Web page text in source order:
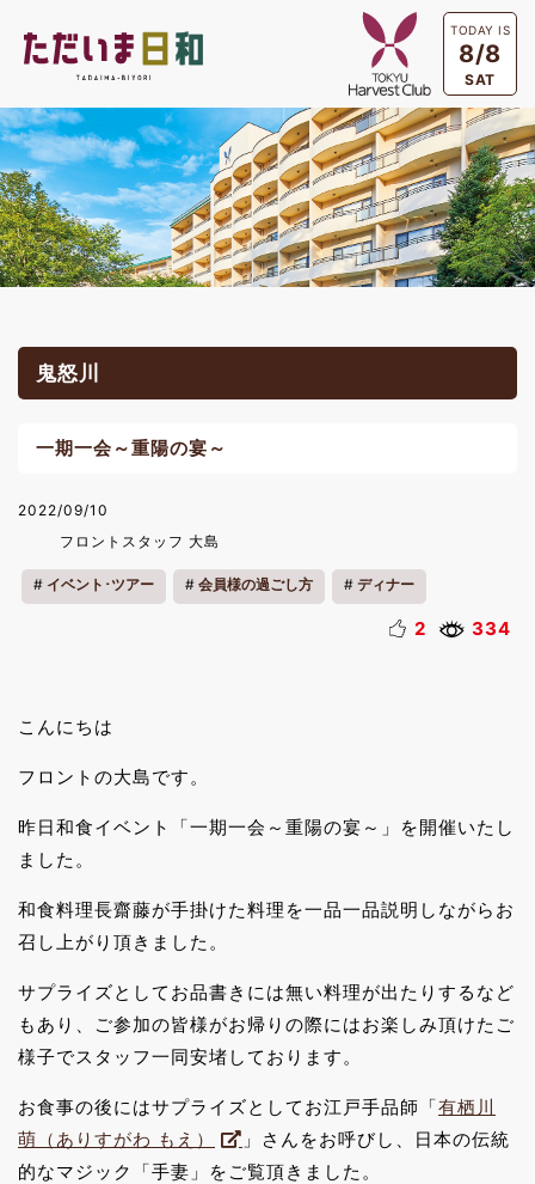
TODAY IS
8/8
SAT
鬼怒川
一期一会～重陽の宴～
2022/09/10
フロントスタッフ 大島
イベント･ツアー 会員様の過ごし方 ディナー
2 334
こんにちは
フロントの大島です。
昨日和食イベント「一期一会～重陽の宴～」を開催いたし
ました。
和食料理長齋藤が手掛けた料理を一品一品説明しながらお
召し上がり頂きました。
サプライズとしてお品書きには無い料理が出たりするなど
もあり、ご参加の皆様がお帰りの際にはお楽しみ頂けたご
様子でスタッフ一同安堵しております。
お食事の後にはサプライズとしてお江戸手品師「有栖川
萌（ありすがわ もえ）
」さんをお呼びし、日本の伝統
的なマジック「手妻」をご覧頂きました。